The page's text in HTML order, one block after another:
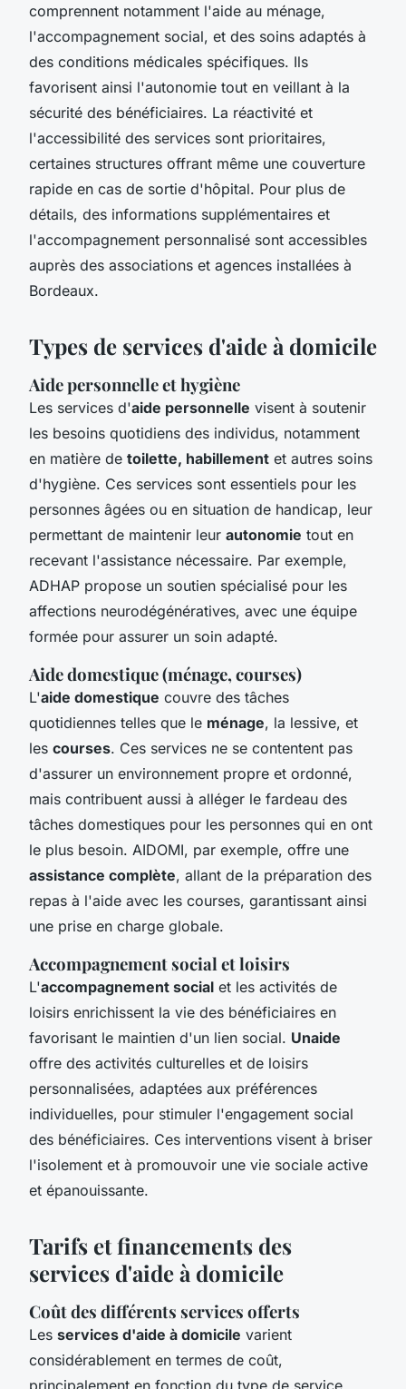
comprennent notamment l'aide au ménage,
l'accompagnement social, et des soins adaptés à
des conditions médicales spécifiques. Ils
favorisent ainsi l'autonomie tout en veillant à la
sécurité des bénéficiaires. La réactivité et
l'accessibilité des services sont prioritaires,
certaines structures offrant même une couverture
rapide en cas de sortie d'hôpital. Pour plus de
détails, des informations supplémentaires et
l'accompagnement personnalisé sont accessibles
auprès des associations et agences installées à
Bordeaux.
Types de services d'aide à domicile
Aide personnelle et hygiène
Les services d'aide personnelle visent à soutenir
les besoins quotidiens des individus, notamment
en matière de toilette, habillement et autres soins
d'hygiène. Ces services sont essentiels pour les
personnes âgées ou en situation de handicap, leur
permettant de maintenir leur autonomie tout en
recevant l'assistance nécessaire. Par exemple,
ADHAP propose un soutien spécialisé pour les
affections neurodégénératives, avec une équipe
formée pour assurer un soin adapté.
Aide domestique (ménage, courses)
L'aide domestique couvre des tâches
quotidiennes telles que le ménage, la lessive, et
les courses. Ces services ne se contentent pas
d'assurer un environnement propre et ordonné,
mais contribuent aussi à alléger le fardeau des
tâches domestiques pour les personnes qui en ont
le plus besoin. AIDOMI, par exemple, offre une
assistance complète, allant de la préparation des
repas à l'aide avec les courses, garantissant ainsi
une prise en charge globale.
Accompagnement social et loisirs
L'accompagnement social et les activités de
loisirs enrichissent la vie des bénéficiaires en
favorisant le maintien d'un lien social. Unaide
offre des activités culturelles et de loisirs
personnalisées, adaptées aux préférences
individuelles, pour stimuler l'engagement social
des bénéficiaires. Ces interventions visent à briser
l'isolement et à promouvoir une vie sociale active
et épanouissante.
Tarifs et financements des
services d'aide à domicile
Coût des différents services offerts
Les services d'aide à domicile varient
considérablement en termes de coût,
principalement en fonction du type de service